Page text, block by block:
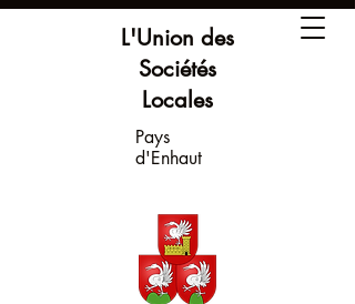
L'Union des
Sociétés
Locales
Pays
d'Enhaut